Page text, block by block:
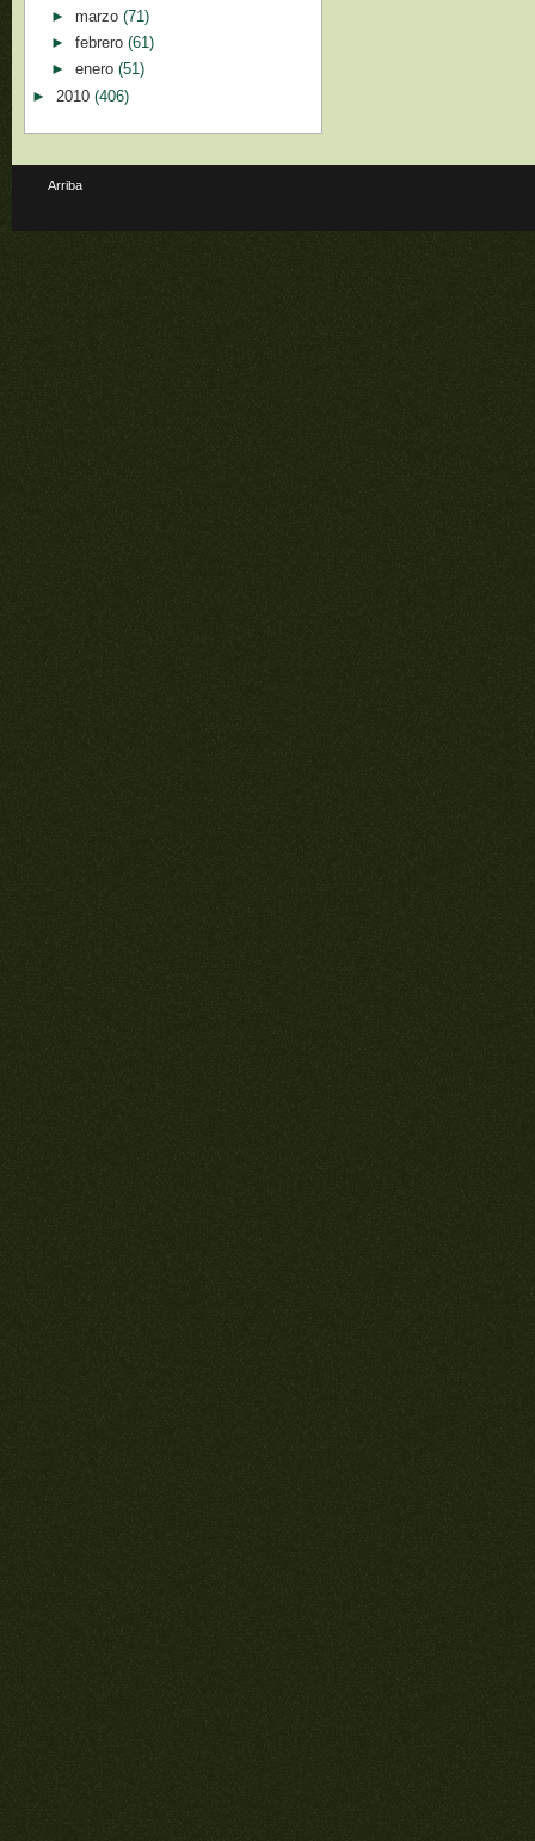
► marzo (71)
► febrero (61)
► enero (51)
► 2010 (406)
Arriba